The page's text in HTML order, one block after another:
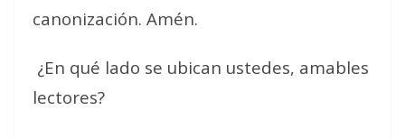
canonización. Amén.
¿En qué lado se ubican ustedes, amables
lectores?